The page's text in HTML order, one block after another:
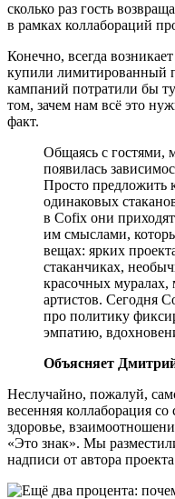
сколько раз гость
в рамках коллабораций
Конечно, всегда
купили лимитированный
кампаний потратили бы
том, зачем нам всё это
факт.
Общаясь с гостями,
появилась
Просто предложить
одинаковых
в Cofix они
им смыслами,
вещах: ярких
стаканчиках,
красочных
артистов. Сегодня
про политику
эмпатию,
Объясняет
Неслучайно, пожалуй,
весенняя коллаборация
здоровье,
«Это знак». Мы
надписи от автора